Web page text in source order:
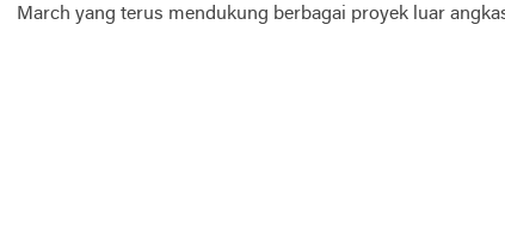
March yang terus mendukung berbagai proyek luar